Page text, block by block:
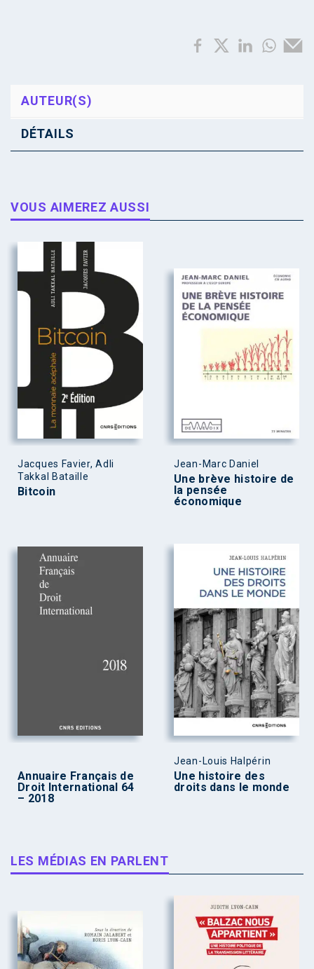
AUTEUR(S)
DÉTAILS
VOUS AIMEREZ AUSSI
Jacques Favier, Adli
Takkal Bataille
Bitcoin
Jean-Marc Daniel
Une brève histoire de
la pensée
économique
Annuaire Français de
Droit International 64
– 2018
Jean-Louis Halpérin
Une histoire des
droits dans le monde
LES MÉDIAS EN PARLENT